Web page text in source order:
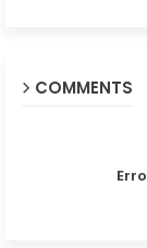
COMMENTS